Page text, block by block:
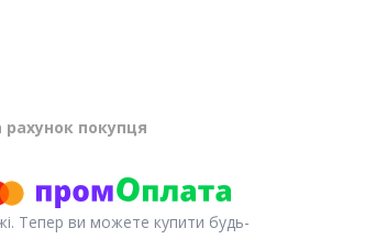
рахунок покупця
Тепер ви можете купити будь-